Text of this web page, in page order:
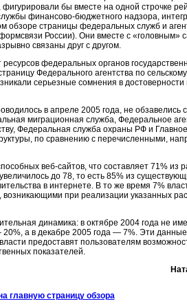
бы вместе на одной строчке
финансово-бюджетного надзора,
обзоре страницы федеральных служб и
России). Они вместе с «головным»
связаны друг с другом.
федеральных органов
Федерального агентства по
серьезные сомнения в
в апреле 2005 года, не обзавелись
миграционная служба, Федеральное
Федеральная служба охраны РФ и
по сравнению с перечисленными,
веб-сайтов, что составляет 71%
до 78, то есть 85% из
в интернете. В то же время 7%
при реализации указанных
динамика: в октябре 2004 года не
а в декабре 2005 года — 7%. Эти
предоставят пользователям
показателей.
главную страницу обзора